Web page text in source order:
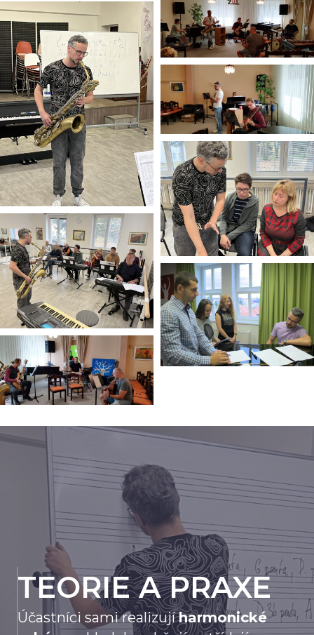
TEORIE A PRAXE
Účastníci sami realizujíharmonické